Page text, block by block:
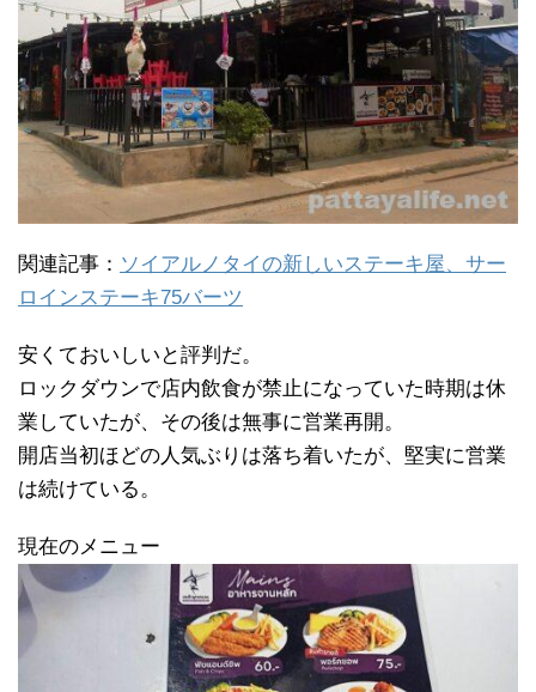
関連記事： ソイアルノタイの新しいステーキ屋、サー
ロインステーキ75バーツ
安くておいしいと評判だ。
ロックダウンで店内飲食が禁止になっていた時期は休
業していたが、その後は無事に営業再開。
開店当初ほどの人気ぶりは落ち着いたが、堅実に営業
は続けている。
現在のメニュー